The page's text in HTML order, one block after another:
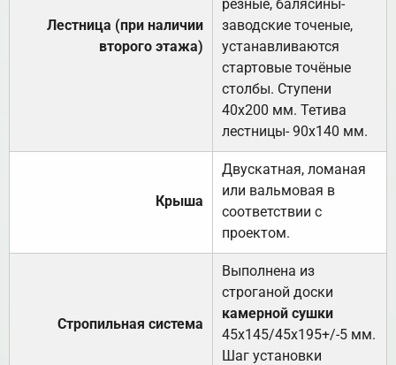
Лестница (при наличии
второго этажа)
резные, балясины-
заводские точеные,
устанавливаются
стартовые точёные
столбы. Ступени
40х200 мм. Тетива
лестницы- 90х140 мм.
Крыша
Двускатная, ломаная
или вальмовая в
соответствии с
проектом.
Стропильная система
Выполнена из
строганой доски
камерной сушки
45х145/45х195+/-5 мм.
Шаг установки